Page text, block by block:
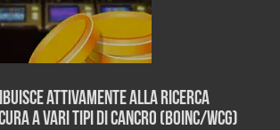
attivamente alla ricerca
a vari tipi di Cancro (BOINC/WCG)